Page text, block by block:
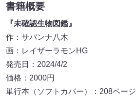
書籍概要
『未確認生物図鑑』
作：サバンナ八木
画：レイザーラモンHG
発売日：2024/4/2
価格：2000円
単行本（ソフトカバー）：208ページ